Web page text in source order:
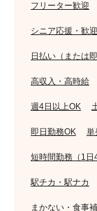
フリーター歓迎
シニア応援・歓迎
日払い（または即
高収入・高時給
週4日以上OK
即日勤務OK 単
短時間勤務（1日
駅チカ・駅ナカ
まかない・食事